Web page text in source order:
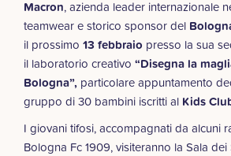
Macron, azienda leader internazionale
teamwear e storico sponsor del
il prossimo 13 febbraio presso la sua
il laboratorio creativo “Disegna la
Bologna”, particolare appuntamento
gruppo di 30 bambini iscritti al Kids
I giovani tifosi, accompagnati da alcuni
Bologna Fc 1909, visiteranno la Sala